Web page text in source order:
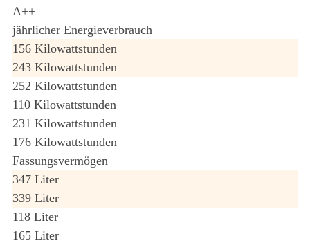
A++
jährlicher Energieverbrauch
156 Kilowattstunden
243 Kilowattstunden
252 Kilowattstunden
110 Kilowattstunden
231 Kilowattstunden
176 Kilowattstunden
Fassungsvermögen
347 Liter
339 Liter
118 Liter
165 Liter